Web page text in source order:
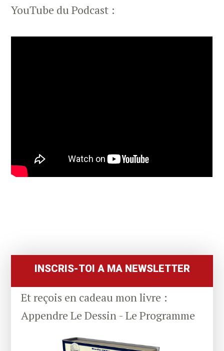
YouTube du Podcast :
Sidebar
INSCRIS-TOI A MA NEWSLETTER
Et reçois en cadeau mon livre :
Appendre Le Dessin - Le Programme